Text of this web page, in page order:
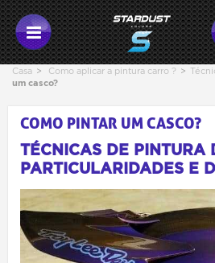
Casa > Como aplicar a pintura carro ? >
um casco?
COMO PINTAR UM CASCO?
TÉCNICAS DE PINTURA
PARTICULARIDADES E